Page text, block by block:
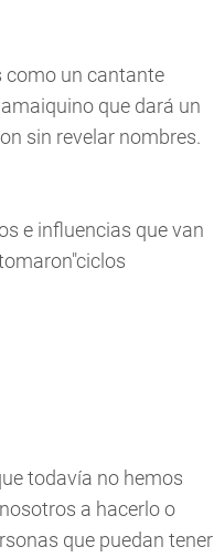
como un cantante
que dará un
sin revelar nombres.
e influencias que van
todavía no hemos
a hacerlo o
que puedan tener